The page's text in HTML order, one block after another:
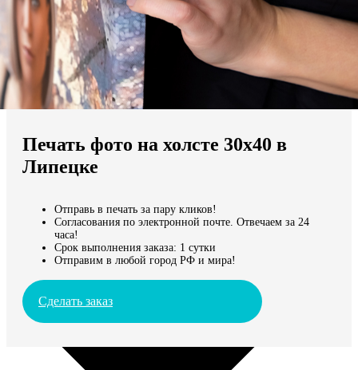
Мы доставляем по всему миру
Продолжить без города
Печать фото на холсте 30х40 в
Липецке
Отправь в печать за пару кликов!
Согласования по электронной почте. Отвечаем за 24
часа!
Срок выполнения заказа: 1 сутки
Отправим в любой город РФ и мира!
Сделать заказ